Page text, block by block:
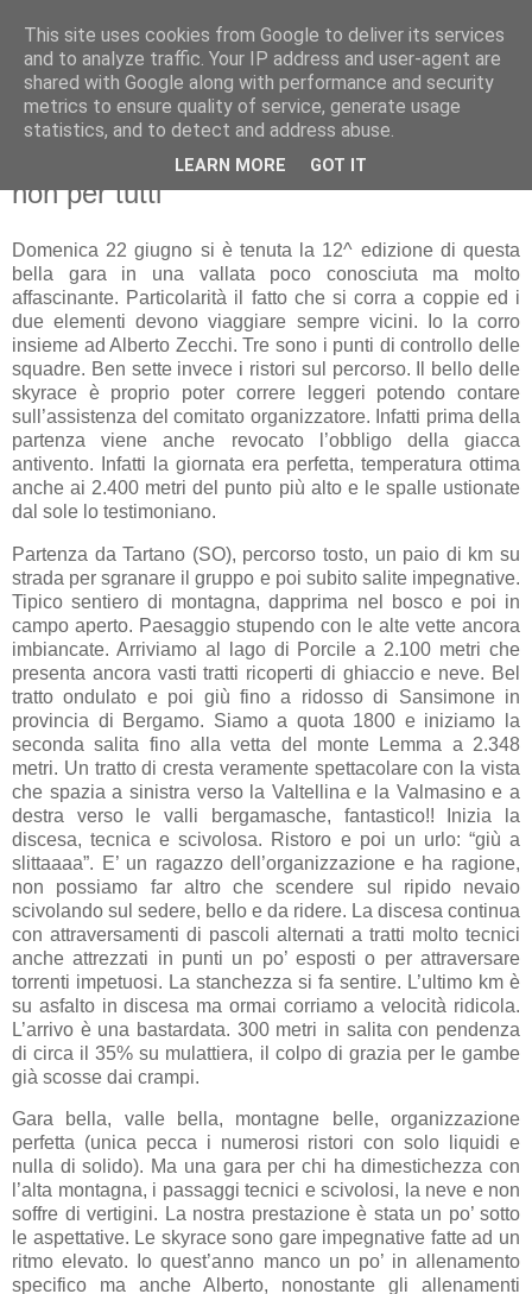
RUNNERS VALBOSSA
martedì 24 giugno 2014
Valtartano skyrace a coppie, una gara
non per tutti
Domenica 22 giugno si è tenuta la 12^ edizione di questa
bella gara in una vallata poco conosciuta ma molto
affascinante. Particolarità il fatto che si corra a coppie ed i
due elementi devono viaggiare sempre vicini. Io la corro
insieme ad Alberto Zecchi. Tre sono i punti di controllo delle
squadre. Ben sette invece i ristori sul percorso. Il bello delle
skyrace è proprio poter correre leggeri potendo contare
sull’assistenza del comitato organizzatore. Infatti prima della
partenza viene anche revocato l’obbligo della giacca
antivento. Infatti la giornata era perfetta, temperatura ottima
anche ai 2.400 metri del punto più alto e le spalle ustionate
dal sole lo testimoniano.
Partenza da Tartano (SO), percorso tosto, un paio di km su
strada per sgranare il gruppo e poi subito salite impegnative.
Tipico sentiero di montagna, dapprima nel bosco e poi in
campo aperto. Paesaggio stupendo con le alte vette ancora
imbiancate. Arriviamo al lago di Porcile a 2.100 metri che
presenta ancora vasti tratti ricoperti di ghiaccio e neve. Bel
tratto ondulato e poi giù fino a ridosso di Sansimone in
provincia di Bergamo. Siamo a quota 1800 e iniziamo la
seconda salita fino alla vetta del monte Lemma a 2.348
metri. Un tratto di cresta veramente spettacolare con la vista
che spazia a sinistra verso la Valtellina e la Valmasino e a
destra verso le valli bergamasche, fantastico!! Inizia la
discesa, tecnica e scivolosa. Ristoro e poi un urlo: “giù a
slittaaaa”. E’ un ragazzo dell’organizzazione e ha ragione,
non possiamo far altro che scendere sul ripido nevaio
scivolando sul sedere, bello e da ridere. La discesa continua
con attraversamenti di pascoli alternati a tratti molto tecnici
anche attrezzati in punti un po’ esposti o per attraversare
torrenti impetuosi. La stanchezza si fa sentire. L’ultimo km è
su asfalto in discesa ma ormai corriamo a velocità ridicola.
L’arrivo è una bastardata. 300 metri in salita con pendenza
di circa il 35% su mulattiera, il colpo di grazia per le gambe
già scosse dai crampi.
Gara bella, valle bella, montagne belle, organizzazione
perfetta (unica pecca i numerosi ristori con solo liquidi e
nulla di solido). Ma una gara per chi ha dimestichezza con
l’alta montagna, i passaggi tecnici e scivolosi, la neve e non
soffre di vertigini. La nostra prestazione è stata un po’ sotto
le aspettative. Le skyrace sono gare impegnative fatte ad un
ritmo elevato. Io quest’anno manco un po’ in allenamento
specifico ma anche Alberto, nonostante gli allenamenti
This site uses cookies from Google to deliver its services
and to analyze traffic. Your IP address and user-agent are
shared with Google along with performance and security
metrics to ensure quality of service, generate usage
statistics, and to detect and address abuse.
LEARN MORE GOT IT